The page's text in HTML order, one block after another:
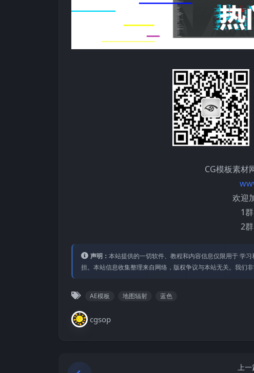
CG模板素材
欢迎
1
2
声明： 本站提供的⼀切软件、教程和内容信息仅限⽤于 学
担。本站信息收集整理来⾃⽹络，版权争议与本站⽆关。我们
AE模板 地图辐射 蓝色
cgsop
上一